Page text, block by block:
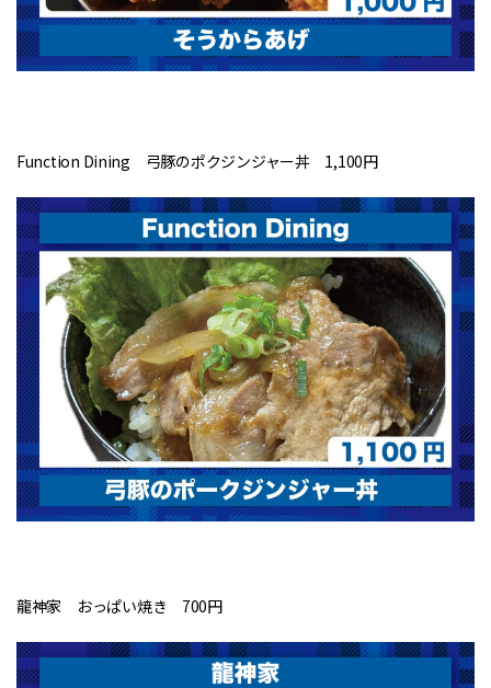
Function Dining 弓豚のポクジンジャー丼 1,100円
龍神家 おっぱい焼き 700円